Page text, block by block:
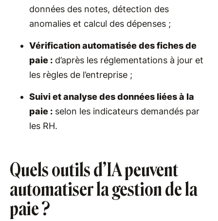
données des notes, détection des
anomalies et calcul des dépenses ;
Vérification automatisée des fiches de
paie : d’après les réglementations à jour et
les règles de l’entreprise ;
Suivi et analyse des données liées à la
paie : selon les indicateurs demandés par
les RH.
Quels outils d’IA peuvent
automatiser la gestion de la
paie ?